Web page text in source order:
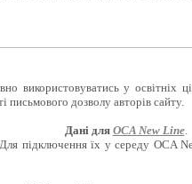
використовуватись у освітніх
письмового дозволу авторів сайту.
Дані для OCA New Line.
Для підключення їх у середу OCA